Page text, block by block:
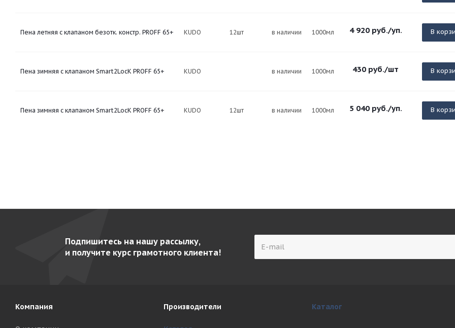
Пена летняя с клапаном безотк. констр. PROFF 65+ KUDO 12шт в наличии 1000мл 4 920руб./уп. В
Пена зимняя с клапаном Smart2LocK PROFF 65+ KUDO в наличии 1000мл 430 руб./шт В
Пена зимняя с клапаном Smart2LocK PROFF 65+ KUDO 12шт в наличии 1000мл 5 040руб./уп. В
Подпишитесь на нашу рассылку,
и получите курс грамотного клиента!
Компания Производители Каталог